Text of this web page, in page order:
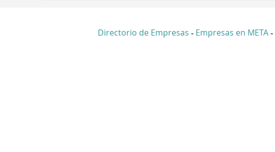
Directorio de Empresas - Empresas en META -